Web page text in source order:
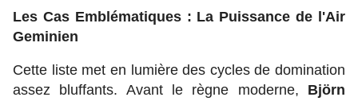
Les Cas Emblématiques : La Puissance de l'Air
Geminien
Cette liste met en lumière des cycles de domination
assez bluffants. Avant le règne moderne, Björn